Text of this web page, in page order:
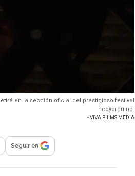
en la sección oficial del prestigioso festival
neoyorquino.
- VIVA FILMS MEDIA
para compartir
Seguir en